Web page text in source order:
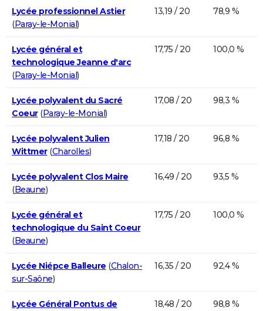
Lycée professionnel Astier
(Paray-le-Monial)
13,19 / 20 78,9 %
Lycée général et
technologique Jeanne d'arc
(Paray-le-Monial)
17,75 / 20 100,0 %
Lycée polyvalent du Sacré
Coeur(Paray-le-Monial)
17,08 / 20 98,3 %
Lycée polyvalent Julien
Wittmer(Charolles)
17,18 / 20 96,8 %
Lycée polyvalent Clos Maire
(Beaune)
16,49 / 20 93,5 %
Lycée général et
technologique du Saint Coeur
(Beaune)
17,75 / 20 100,0 %
Lycée Niépce Balleure (Chalon-
sur-Saône)
16,35 / 20 92,4 %
Lycée Général Pontus de 18,48 / 20 98,8 %